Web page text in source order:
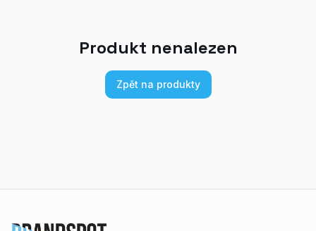
Produkt nenalezen
Zpět na produkty